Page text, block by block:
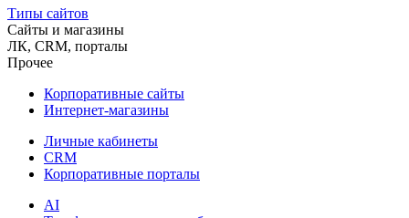
Типы сайтов
Сайты и магазины
ЛК, CRM, порталы
Прочее
Корпоративные сайты
Интернет-магазины
Личные кабинеты
CRM
Корпоративные порталы
AI